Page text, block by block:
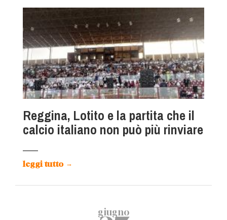
Reggina, Lotito e la partita che il
calcio italiano non può più rinviare
leggi tutto →
giugno